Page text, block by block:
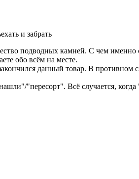
и забрать
подводных камней. С чем
обо всём на месте.
данный товар. В противном
"пересорт". Всё случается,